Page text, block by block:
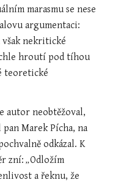
marasmu se nese
argumentaci:
však nekritické
hroutí pod tíhou
teoretické
autor neobtěžoval,
Marek Pícha, na
odkázal. K
zní: „Odložím
a řeknu, že